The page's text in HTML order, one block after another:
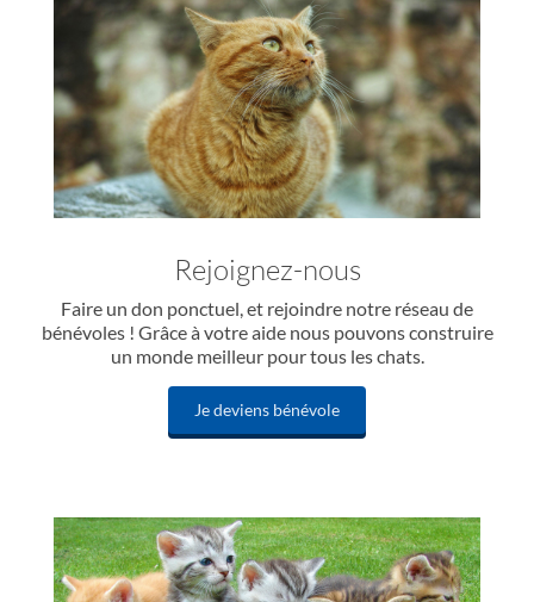
Rejoignez-nous
Faire un don ponctuel, et rejoindre notre réseau de
bénévoles ! Grâce à votre aide nous pouvons construire
un monde meilleur pour tous les chats.
Je deviens bénévole